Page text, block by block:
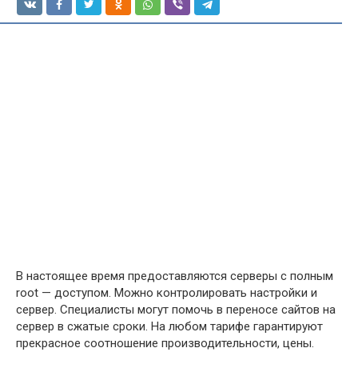
В настоящее время предоставляются серверы с полным
root — доступом. Можно контролировать настройки и
сервер. Специалисты могут помочь в переносе сайтов на
сервер в сжатые сроки. На любом тарифе гарантируют
прекрасное соотношение производительности, цены.